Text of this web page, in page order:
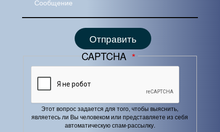
CAPTCHA
Этот вопрос задается для того, чтобы выяснить,
являетесь ли Вы человеком или представляете из себя
автоматическую спам-рассылку.